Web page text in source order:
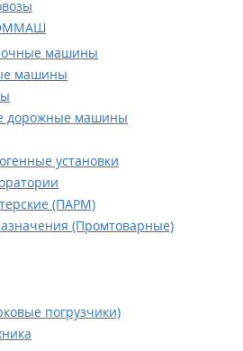
машины
машины
дорожные машины
установки
(ПАРМ)
(Промтоварные)
погрузчики)